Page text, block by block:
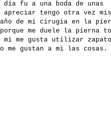
fu a una boda de unas
tengo otra vez mis
de mi cirugia en la
me duele la pierna
mi me gusta utilizar
gustan a mi las cosas.